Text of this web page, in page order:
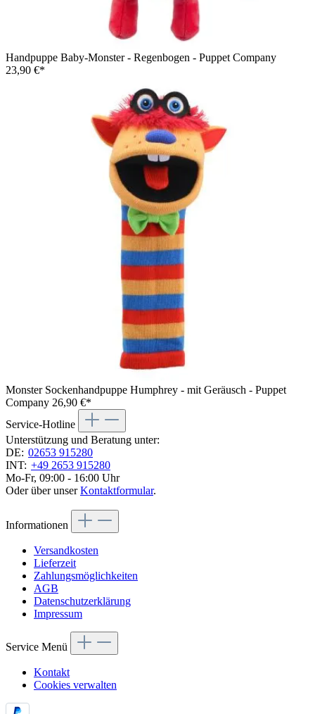
Handpuppe Baby-Monster - Regenbogen - Puppet Company
23,90 €*
Monster Sockenhandpuppe Humphrey - mit Geräusch - Puppet
Company 26,90 €*
Service-Hotline
Unterstützung und Beratung unter:
DE: 02653 915280
INT: +49 2653 915280
Mo-Fr, 09:00 - 16:00 Uhr
Oder über unserKontaktformular.
Informationen
Versandkosten
Lieferzeit
Zahlungsmöglichkeiten
AGB
Datenschutzerklärung
Impressum
Service Menü
Kontakt
Cookies verwalten